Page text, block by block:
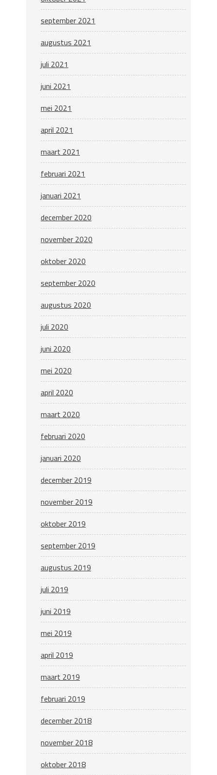
september 2021
augustus 2021
juli 2021
juni 2021
mei 2021
april 2021
maart 2021
februari 2021
januari 2021
december 2020
november 2020
oktober 2020
september 2020
augustus 2020
juli 2020
juni 2020
mei 2020
april 2020
maart 2020
februari 2020
januari 2020
december 2019
november 2019
oktober 2019
september 2019
augustus 2019
juli 2019
juni 2019
mei 2019
april 2019
maart 2019
februari 2019
december 2018
november 2018
oktober 2018